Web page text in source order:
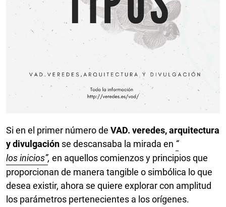
Si en el primer número de VAD. veredes, arquitectura
y divulgación se descansaba la mirada en “
los inicios”, en aquellos comienzos y principios que
proporcionan de manera tangible o simbólica lo que
desea existir, ahora se quiere explorar con amplitud
los parámetros pertenecientes a los orígenes.